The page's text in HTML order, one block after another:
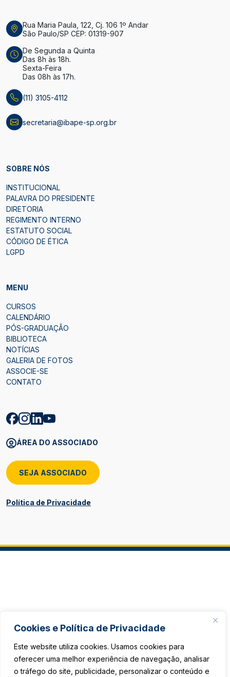
Cookies e Política de Privacidade
Este website utiliza cookies. Usamos cookies para
oferecer uma melhor experiência de navegação, analisar
o tráfego do site, publicidade, personalizar o conteúdo e
Rua Maria Paula, 122, Cj. 106 1º Andar
São Paulo/SP CEP: 01319-907
De Segunda a Quinta
Das 8h às 18h.
Sexta-Feira
Das 08h às 17h.
(11) 3105-4112
secretaria@ibape-sp.org.br
SOBRE NÓS
INSTITUCIONAL
PALAVRA DO PRESIDENTE
DIRETORIA
REGIMENTO INTERNO
ESTATUTO SOCIAL
CÓDIGO DE ÉTICA
LGPD
MENU
CURSOS
CALENDÁRIO
PÓS-GRADUAÇÃO
BIBLIOTECA
NOTÍCIAS
GALERIA DE FOTOS
ASSOCIE-SE
CONTATO
ÁREA DO ASSOCIADO
SEJA ASSOCIADO
Política de Privacidade